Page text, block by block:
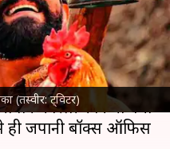
(तस्वीर: ट्विटर)
सुपरहिट फिल्म
में रिलीज किया गया
ही जपानी बॉक्स ऑफिस